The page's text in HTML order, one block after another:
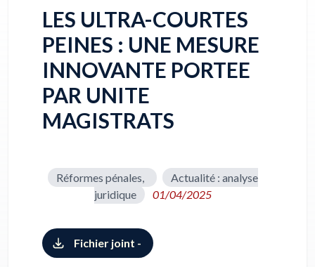
LES ULTRA-COURTES
PEINES : UNE MESURE
INNOVANTE PORTEE
PAR UNITE
MAGISTRATS
Réformes pénales,
Actualité : analyse
juridique
01/04/2025
Fichier joint -